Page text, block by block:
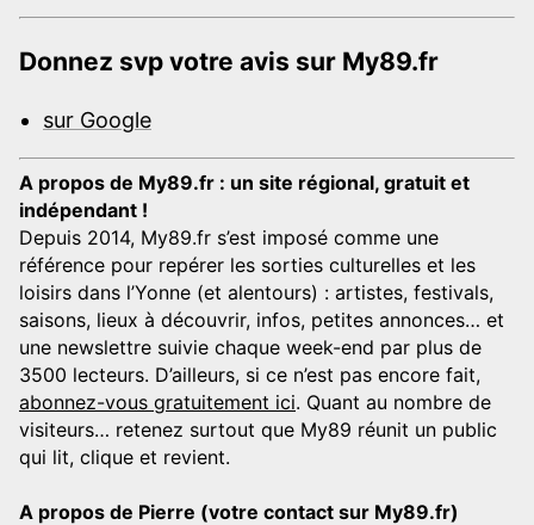
Donnez svp votre avis sur My89.fr
sur Google
A propos de My89.fr : un site régional, gratuit et
indépendant !
Depuis 2014, My89.fr s’est imposé comme une
référence pour repérer les sorties culturelles et les
loisirs dans l’Yonne (et alentours) : artistes, festivals,
saisons, lieux à découvrir, infos, petites annonces… et
une newslettre suivie chaque week-end par plus de
3500 lecteurs. D’ailleurs, si ce n’est pas encore fait,
abonnez-vous gratuitement ici. Quant au nombre de
visiteurs… retenez surtout que My89 réunit un public
qui lit, clique et revient.
A propos de Pierre (votre contact sur My89.fr)